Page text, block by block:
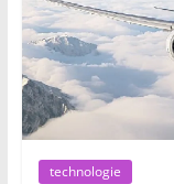
technologie